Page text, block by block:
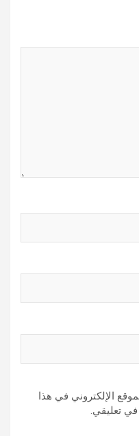
الإلكتروني في هذا
في تعليقي.